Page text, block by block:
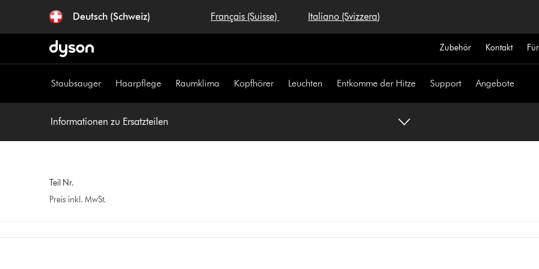
überspringen
Deutsch (Schweiz) Français (Suisse) Italiano (Svizzera)
Zubehör Kontakt
Staubsauger Haarpflege Raumklima Kopfhörer Leuchten Entkomme der Hitze Support Angebote
Informationen zu Ersatzteilen
Teil Nr.
Preis inkl. MwSt.